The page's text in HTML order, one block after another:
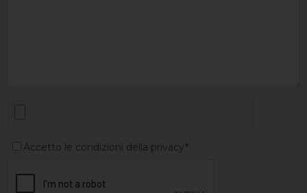
Accetto le condizioni della privacy*